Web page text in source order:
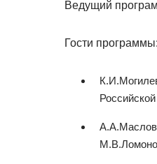
Ведущий
Гости программы: